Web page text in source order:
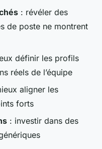
: révéler des
de poste ne montrent
définir les profils
réels de l’équipe
aligner les
forts
: investir dans des